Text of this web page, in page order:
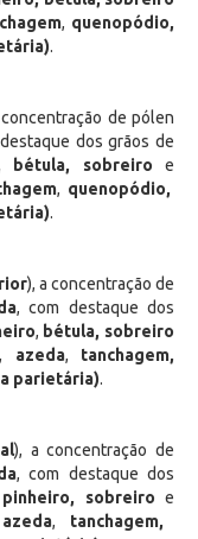
, quenopódio,
.
concentração de pólen
dos grãos de
bétula, sobreiroe
, quenopódio,
.
), a concentração de
, com destaque dos
, bétula, sobreiro
, azeda, tanchagem,
parietária).
), a concentração de
, com destaque dos
sobreiro e
azeda, tanchagem,